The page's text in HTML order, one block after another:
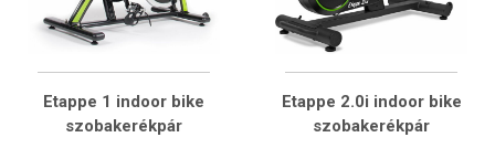
Etappe 1 indoor bike
szobakerékpár
Etappe 2.0i indoor bike
szobakerékpár